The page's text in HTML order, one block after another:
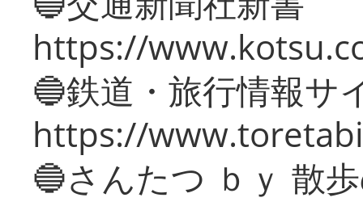
https://
🔵鉄道・旅行情報サ
https://
🔵さんたつ ｂｙ 散